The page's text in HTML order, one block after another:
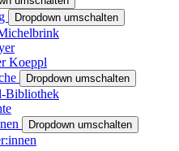
Dropdown umschalten
Koeppl
Dropdown umschalten
Bibliothek
Dropdown umschalten